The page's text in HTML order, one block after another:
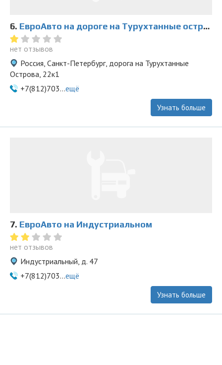
6. ЕвроАвто на дороге на Турухтанные острова
нет отзывов
Россия, Санкт-Петербург, дорога на Турухтанные
Острова, 22к1
+7(812)703...ещё
Узнать больше
7. ЕвроАвто на Индустриальном
нет отзывов
Индустриальный, д. 47
+7(812)703...ещё
Узнать больше